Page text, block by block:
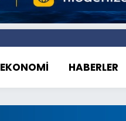
EKONOMİ HABERLER